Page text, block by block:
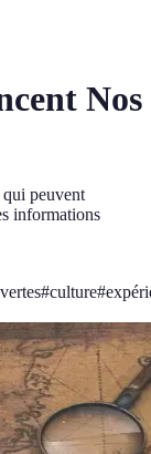
Nos
qui peuvent
informations
#culture#